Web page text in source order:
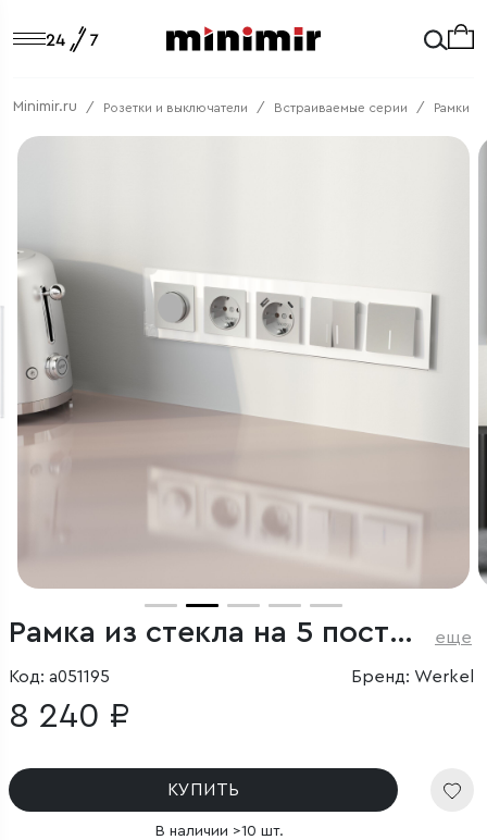
Minimir.ru Розетки и выключатели Встраиваемые серии Рамки
Рамка из стекла на 5 постов Favorit белый еще
Код: a051195 Бренд: Werkel
8 240 ₽
КУПИТЬ
В наличии >10 шт.